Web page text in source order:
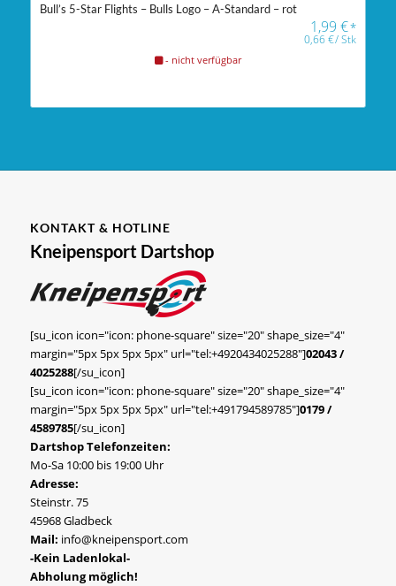
Bull’s 5-Star Flights – Bulls Logo – A-Standard – rot
1,99€*
0,66€/Stk
- nicht verfügbar
KONTAKT & HOTLINE
Kneipensport Dartshop
[su_icon icon="icon: phone-square" size="20" shape_size="4"
margin="5px 5px 5px 5px" url="tel:+4920434025288"]02043 /
4025288[/su_icon]
[su_icon icon="icon: phone-square" size="20" shape_size="4"
margin="5px 5px 5px 5px" url="tel:+491794589785"]0179 /
4589785[/su_icon]
Dartshop Telefonzeiten:
Mo-Sa 10:00 bis 19:00 Uhr
Adresse:
Steinstr. 75
45968 Gladbeck
Mail: info@kneipensport.com
-Kein Ladenlokal-
Abholung möglich!